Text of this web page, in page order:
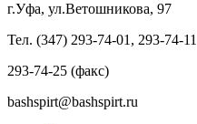
г.Уфа, ул.Ветошникова, 97
Тел. (347) 293-74-01, 293-74-11
293-74-25 (факс)
bashspirt@bashspirt.ru